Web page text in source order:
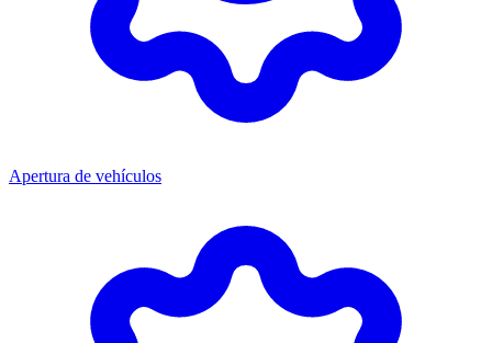
Apertura de vehículos